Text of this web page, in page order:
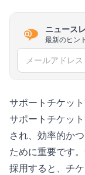
ニュース
最新のヒン
メールアドレス
サポートチケッ
サポートチケッ
され、効率的か
ために重要です
採用すると、チ